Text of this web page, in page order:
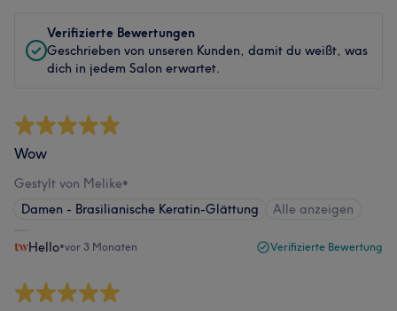
Verifizierte Bewertungen
Geschrieben von unseren Kunden, damit du weißt, was
dich in jedem Salon erwartet.
Wow
Gestylt von Melike•
Damen - Brasilianische Keratin-Glättung
Alle anzeigen
Hello•vor 3 Monaten Verifizierte Bewertung